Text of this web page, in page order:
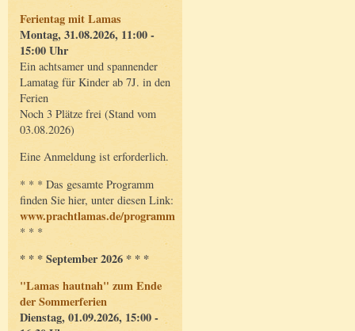
Ferientag mit Lamas
Montag, 31.08.2026, 11:00 -
15:00 Uhr
Ein achtsamer und spannender
Lamatag für Kinder ab 7J. in den
Ferien
Noch 3 Plätze frei (Stand vom
03.08.2026)
Eine Anmeldung ist erforderlich.
* * * Das gesamte Programm
finden Sie hier, unter diesen Link:
www.prachtlamas.de/programm
* * *
* * * September 2026 * * *
"Lamas hautnah" zum Ende
der Sommerferien
Dienstag, 01.09.2026, 15:00 -